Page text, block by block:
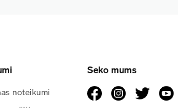
noteikumi
Seko mums